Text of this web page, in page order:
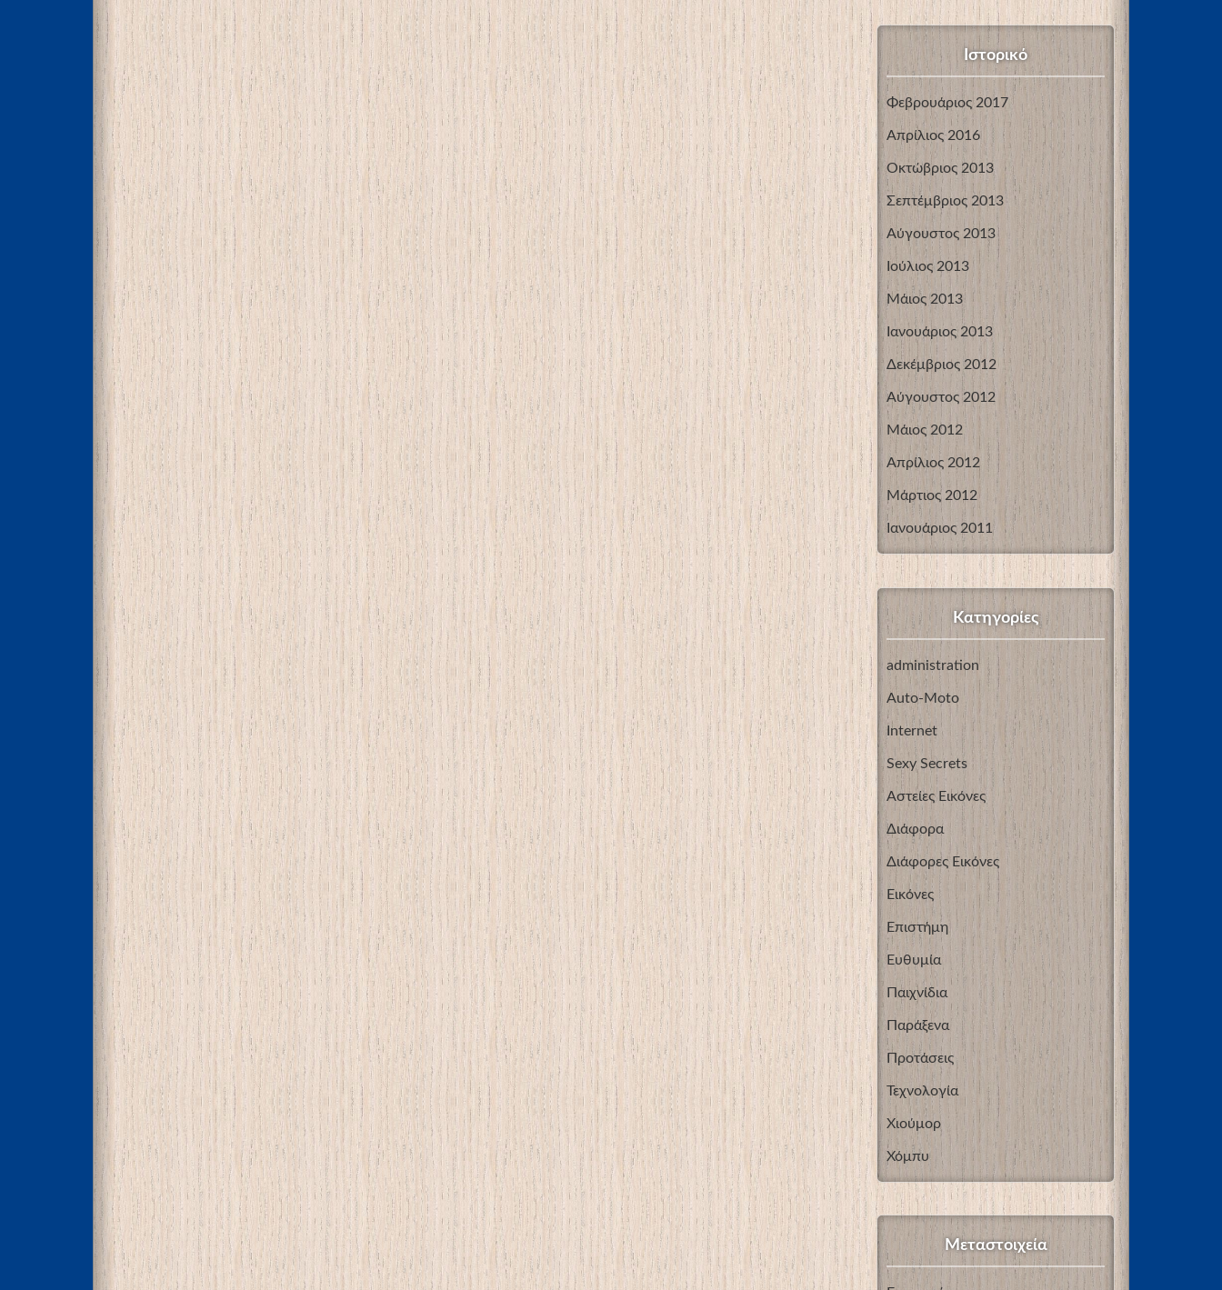
Ιστορικό
Φεβρουάριος 2017
Απρίλιος 2016
Οκτώβριος 2013
Σεπτέμβριος 2013
Αύγουστος 2013
Ιούλιος 2013
Μάιος 2013
Ιανουάριος 2013
Δεκέμβριος 2012
Αύγουστος 2012
Μάιος 2012
Απρίλιος 2012
Μάρτιος 2012
Ιανουάριος 2011
Kατηγορίες
administration
Auto-Moto
Internet
Sexy Secrets
Αστείες Εικόνες
Διάφορα
Διάφορες Εικόνες
Εικόνες
Επιστήμη
Ευθυμία
Παιχνίδια
Παράξενα
Προτάσεις
Τεχνολογία
Χιούμορ
Χόμπυ
Μεταστοιχεία